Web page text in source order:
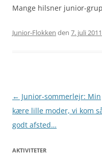
Mange hilsner junior-
Junior-Flokken den 7. juli 2011
Artikel
navigation
← Junior-sommerlejr: Min
kære lille moder, vi kom
godt afsted…
AKTIVITETER